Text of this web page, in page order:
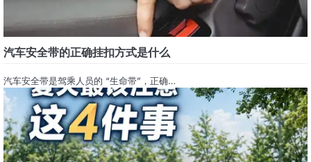
汽车安全带的正确挂扣方式是什么
汽车安全带是驾乘人员的 “生命带”，正确…